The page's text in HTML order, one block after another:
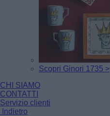
Scopri Ginori 1735 >
CHI SIAMO
CONTATTI
Servizio clienti
Indietro